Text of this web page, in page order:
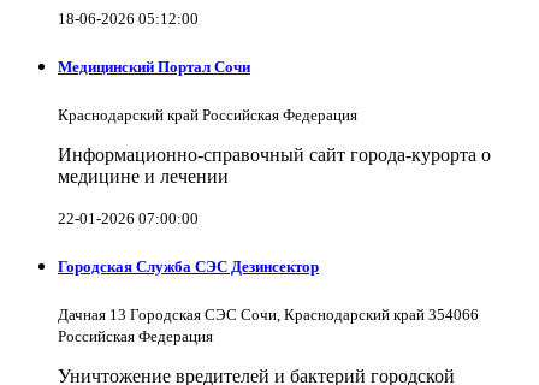
18-06-2026 05:12:00
Медицинский Портал Сочи
Краснодарский край Российская Федерация
Информационно-справочный сайт города-курорта о
медицине и лечении
22-01-2026 07:00:00
Городская Служба СЭС Дезинсектор
Дачная 13 Городская СЭС Сочи, Краснодарский край 354066
Российская Федерация
Уничтожение вредителей и бактерий городской